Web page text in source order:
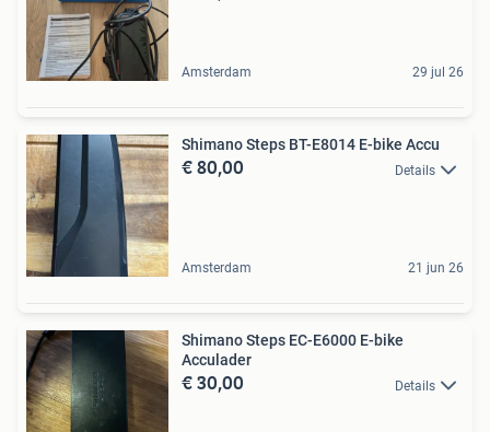
Amsterdam 29 jul 26
Shimano Steps BT-E8014 E-bike Accu
€ 80,00 Details
Amsterdam 21 jun 26
Shimano Steps EC-E6000 E-bike
Acculader
€ 30,00 Details